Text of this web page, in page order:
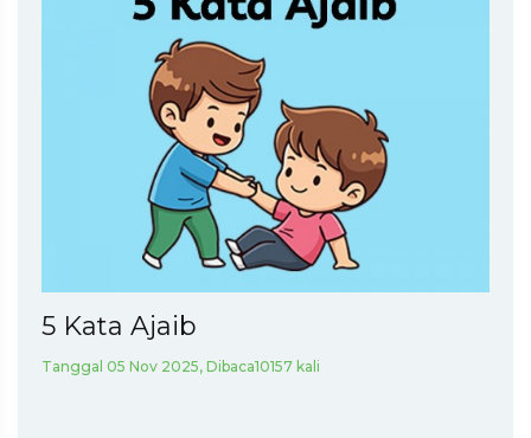
5 Kata Ajaib
Tanggal 05 Nov 2025, Dibaca10157 kali